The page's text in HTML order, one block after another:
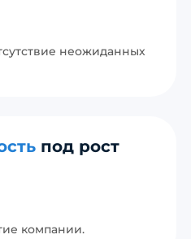
неожиданных
под рост
компании.